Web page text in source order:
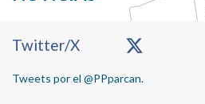
Primary
Twitter/X
Tweets por el @PPparcan.